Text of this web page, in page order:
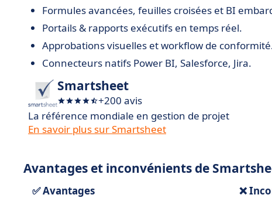
Formules avancées, feuilles croisées et BI
Portails & rapports exécutifs en temps réel.
Approbations visuelles et workflow de
Connecteurs natifs Power BI, Salesforce, Jira.
Smartsheet
+200 avis
La référence mondiale en gestion de projet
En savoir plus sur Smartsheet
Avantages et inconvénients de
✅ Avantages ❌